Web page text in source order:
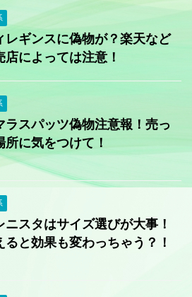
レギンスに偽物が？楽天など
店によっては注意！
ラスパッツ偽物注意報！売っ
所に気をつけて！
ニスタはサイズ選びが大事！
ると効果も変わっちゃう？！